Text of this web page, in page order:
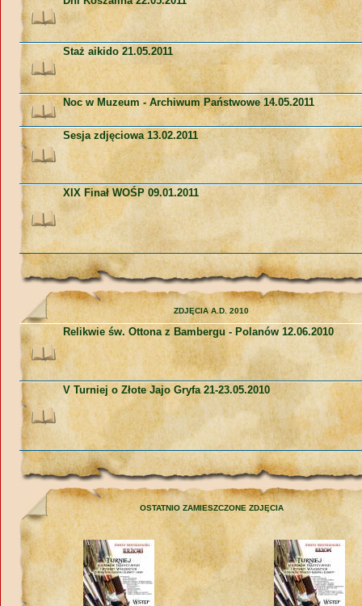
Staż aikido 21.05.2011
Noc w Muzeum - Archiwum Państwowe 14.05.2011
Sesja zdjęciowa 13.02.2011
XIX Finał WOŚP 09.01.2011
ZDJĘCIA A.D. 2010
Relikwie św. Ottona z Bambergu - Polanów 12.06.2010
V Turniej o Złote Jajo Gryfa 21-23.05.2010
OSTATNIO ZAMIESZCZONE ZDJĘCIA